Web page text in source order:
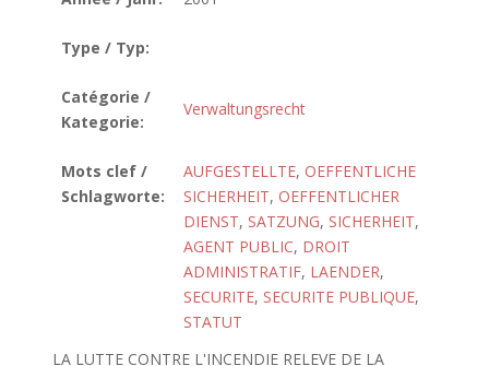
Type / Typ:
Catégorie /
Kategorie:
Verwaltungsrecht
Mots clef /
Schlagworte:
AUFGESTELLTE, OEFFENTLICHE
SICHERHEIT, OEFFENTLICHER
DIENST, SATZUNG, SICHERHEIT,
AGENT PUBLIC, DROIT
ADMINISTRATIF, LAENDER,
SECURITE, SECURITE PUBLIQUE,
STATUT
LA LUTTE CONTRE L'INCENDIE RELEVE DE LA